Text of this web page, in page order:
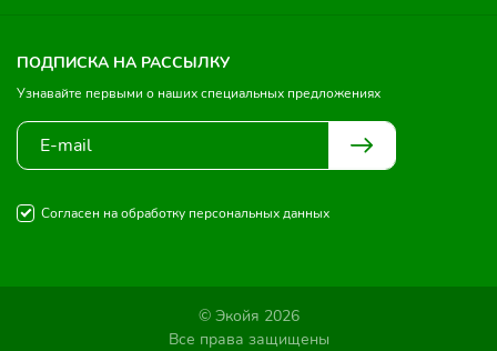
ПОДПИСКА НА РАССЫЛКУ
Узнавайте первыми о наших специальных предложениях
Согласен на обработку персональных данных
© Экойя 2026
Все права защищены